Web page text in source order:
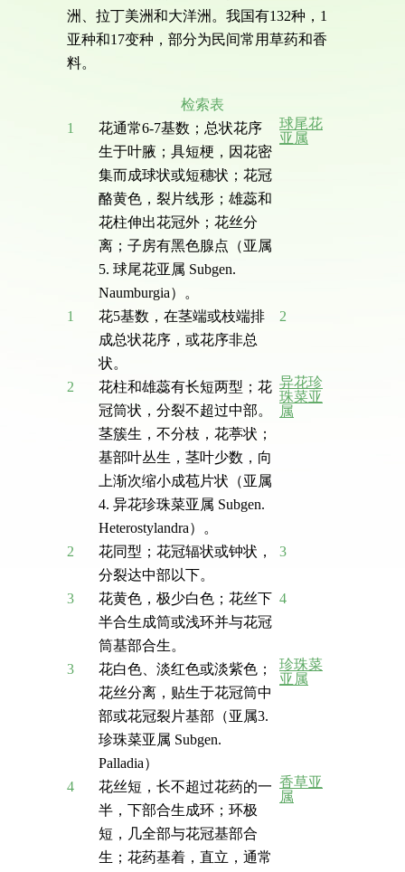
洲、拉丁美洲和大洋洲。我国有132种，1
亚种和17变种，部分为民间常用草药和香
料。
检索表
1
花通常6-7基数；总状花序
生于叶腋；具短梗，因花密
集而成球状或短穗状；花冠
酪黄色，裂片线形；雄蕊和
花柱伸出花冠外；花丝分
离；子房有黑色腺点（亚属
5. 球尾花亚属 Subgen.
Naumburgia）。
球尾花
亚属
1
花5基数，在茎端或枝端排
成总状花序，或花序非总
状。
2
2
花柱和雄蕊有长短两型；花
冠筒状，分裂不超过中部。
茎簇生，不分枝，花葶状；
基部叶丛生，茎叶少数，向
上渐次缩小成苞片状（亚属
4. 异花珍珠菜亚属 Subgen.
Heterostylandra）。
异花珍
珠菜亚
属
2
花同型；花冠辐状或钟状，
分裂达中部以下。
3
3
花黄色，极少白色；花丝下
半合生成筒或浅环并与花冠
筒基部合生。
4
3
花白色、淡红色或淡紫色；
花丝分离，贴生于花冠筒中
部或花冠裂片基部（亚属3.
珍珠菜亚属 Subgen.
Palladia）
珍珠菜
亚属
4
花丝短，长不超过花药的一
半，下部合生成环；环极
短，几全部与花冠基部合
生；花药基着，直立，通常
香草亚
属